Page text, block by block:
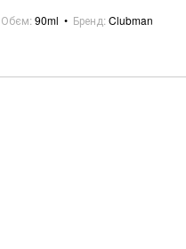
Обєм 90ml Бренд Clubman